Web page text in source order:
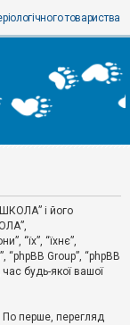
товариства
і його
“їх”, “їхнє”,
Group”, “phpBB
будь-якої вашої
По перше, перегляд